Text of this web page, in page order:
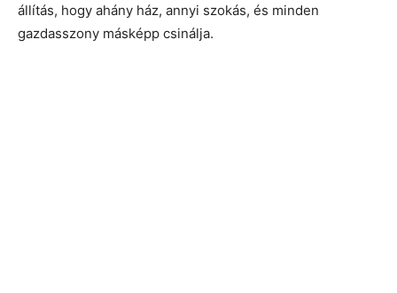
állítás, hogy ahány ház, annyi szokás, és minden
gazdasszony másképp csinálja.